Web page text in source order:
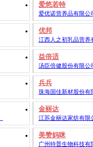
爱悠若特
爱优诺营养品有限公
优邦
江西人之初乳品营养
益倍适
汤臣倍健股份有限公
兵兵
珠海国佳新材股份有
金丽达
江苏金丽达家纺有限
美赞妈咪
广州特普生物科技有